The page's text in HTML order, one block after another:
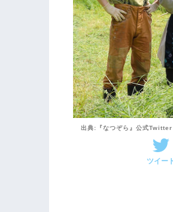
出典:『なつぞら』公式Twitter
ツイー